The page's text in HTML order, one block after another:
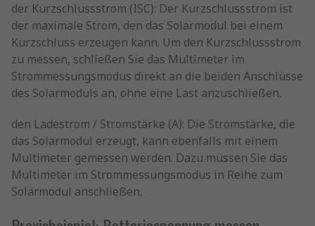
der Kurzschlussstrom (ISC): Der Kurzschlussstrom ist
der maximale Strom, den das Solarmodul bei einem
Kurzschluss erzeugen kann. Um den Kurzschlussstrom
zu messen, schließen Sie das Multimeter im
Strommessungsmodus direkt an die beiden Anschlüsse
des Solarmoduls an, ohne eine Last anzuschließen.
den Ladestrom / Stromstärke (A): Die Stromstärke, die
das Solarmodul erzeugt, kann ebenfalls mit einem
Multimeter gemessen werden. Dazu müssen Sie das
Multimeter im Strommessungsmodus in Reihe zum
Solarmodul anschließen.